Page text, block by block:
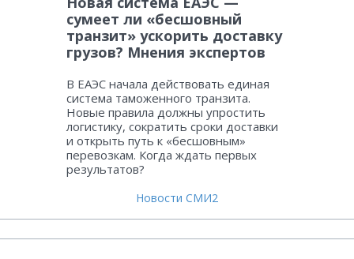
сумеет ли «бесшовный
транзит» ускорить доставку
грузов? Мнения экспертов
В ЕАЭС начала действовать единая
система таможенного транзита.
Новые правила должны упростить
логистику, сократить сроки доставки
и открыть путь к «бесшовным»
перевозкам. Когда ждать первых
результатов?
Новости СМИ2